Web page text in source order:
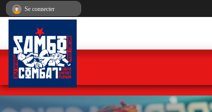
Se connecter
Panneau de gestion des cookies